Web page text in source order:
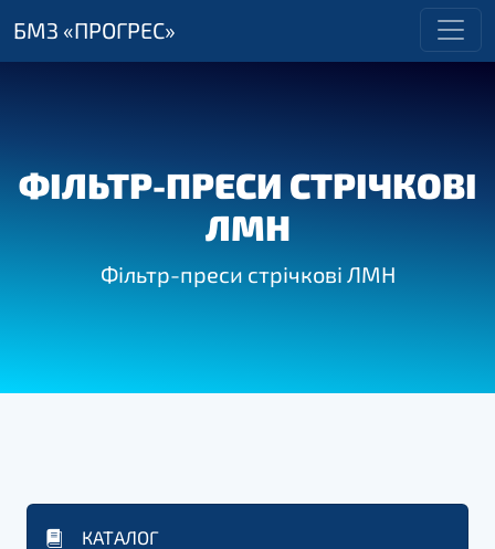
БМЗ «ПРОГРЕС»
ФІЛЬТР-ПРЕСИ СТРІЧКОВІ
ЛМН
Фільтр-преси стрічкові ЛМН
КАТАЛОГ